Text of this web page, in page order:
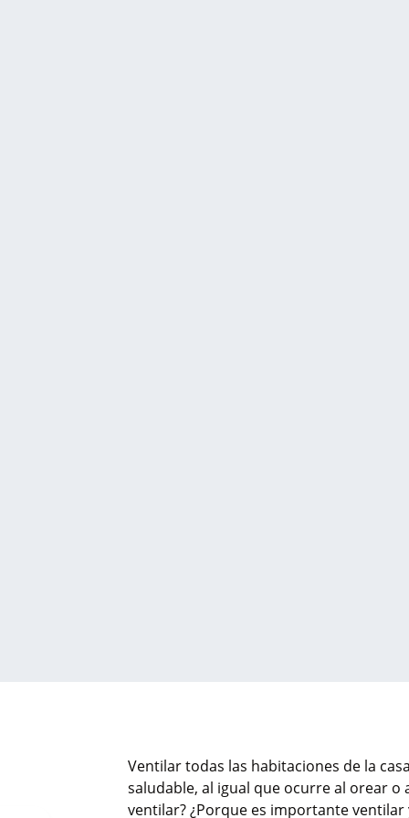
Ventilar todas las habitaciones de la
saludable, al igual que ocurre al orear o
ventilar? ¿Porque es importante ventilar